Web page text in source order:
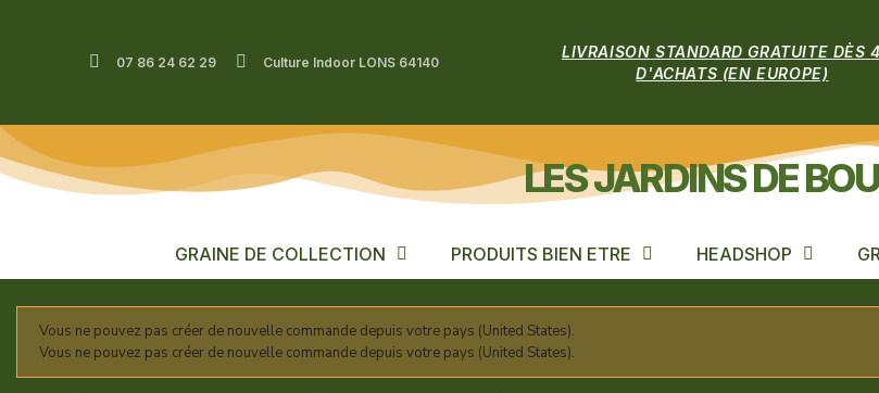
07 86 24 62 29 Culture Indoor LONS 64140
LIVRAISON STANDARD GRATUITE DÈS
D'ACHATS (EN EUROPE)
LES JARDINS DE
GRAINE DE COLLECTION PRODUITS BIEN ETRE HEADSHOP
Vous ne pouvez pas créer de nouvelle commande depuis votre pays (United States).
Vous ne pouvez pas créer de nouvelle commande depuis votre pays (United States).